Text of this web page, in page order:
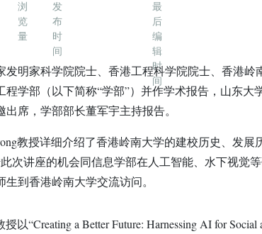
发明家科学院院士、香港工程科学院院士、香港岭
程学部（以下简称“学部”）并作学术报告，山东大
席，学部部长董军宇主持报告。
教授详细介绍了香港岭南大学的建校历史、发展
次讲座的机会同信息学部在人工智能、水下视觉
到香港岭南大学交流访问。
以“Creating a Better Future: Harnessing AI for Social